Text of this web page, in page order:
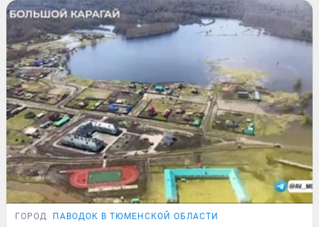
ГОРОД ПАВОДОК В ТЮМЕНСКОЙ ОБЛАСТИ